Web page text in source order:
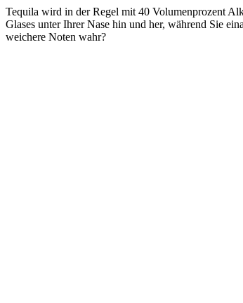
Tequila wird in der Regel mit 40 Volumenprozent
Glases unter Ihrer Nase hin und her, während Sie
weichere Noten wahr?